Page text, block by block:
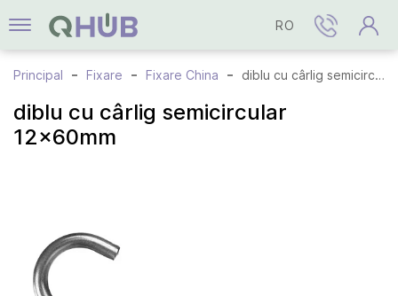
RO
Principal Fixare Fixare China diblu cu cârlig semicircular 12x60mm
diblu cu cârlig semicircular
12x60mm